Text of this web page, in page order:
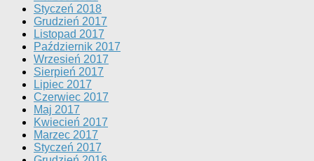
Styczeń 2018
Grudzień 2017
Listopad 2017
Październik 2017
Wrzesień 2017
Sierpień 2017
Lipiec 2017
Czerwiec 2017
Maj 2017
Kwiecień 2017
Marzec 2017
Styczeń 2017